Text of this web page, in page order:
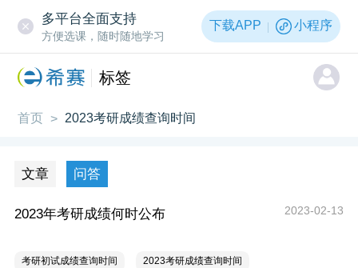
多平台全面支持
方便选课，随时随地学习
下载APP 小程序
标签
首页 > 2023考研成绩查询时间
文章 问答
2023年考研成绩何时公布 2023-02-13
考研初试成绩查询时间 2023考研成绩查询时间